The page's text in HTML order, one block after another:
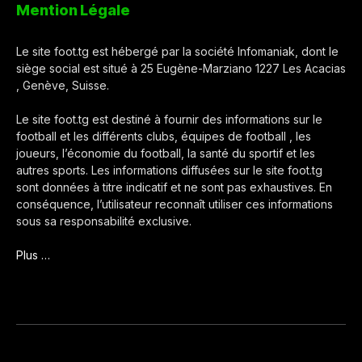
Mention Légale
Le site foot.tg est hébergé par la société Infomaniak, dont le
siège social est situé à 25 Eugène-Marziano 1227 Les Acacias
, Genève, Suisse.
Le site foot.tg est destiné à fournir des informations sur le
football et les différents clubs, équipes de football , les
joueurs, l’économie du football, la santé du sportif et les
autres sports. Les informations diffusées sur le site foot.tg
sont données à titre indicatif et ne sont pas exhaustives. En
conséquence, l’utilisateur reconnaît utiliser ces informations
sous sa responsabilité exclusive.
Plus …